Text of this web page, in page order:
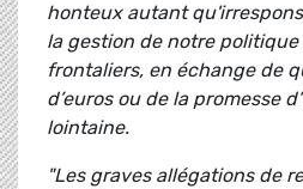
honteux autant
la gestion de notre
frontaliers, en échange de
d’euros ou de la promesse
lointaine.
"Les graves allégations de